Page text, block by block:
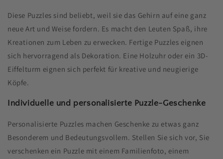
Diese Puzzles sind beliebt, weil sie das Gehirn auf eine ganz
neue Art und Weise fordern. Es macht den Leuten Spaß, ihre
Kreationen zum Leben zu erwecken. Fertige Puzzles eignen
sich hervorragend als Dekoration. Eine Holzuhr oder ein 3D-
Eiffelturm eignen sich perfekt für kreative und neugierige
Köpfe.
Individuelle und personalisierte Puzzle-Geschenke
Personalisierte Puzzles machen Geschenke zu etwas ganz
Besonderem und Bedeutungsvollem. Stellen Sie sich vor, Sie
verschenken ein Puzzle mit einem Familienfoto, einem